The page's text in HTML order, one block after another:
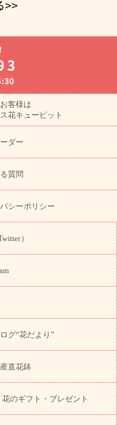
>>
日フラワーギフト特集
祝い
やみの花
胡蝶蘭・花鉢
ギフト・プレゼント
ント
お盆 花（新
・お供え 花とセットギ
ひまわり ギフト・プ
舞い 花のギフト特集
集
すすめランキング
敬
敬老の日 花とセットギ
ギフト一覧
キャン
ーン
ワーギフト特集
誕生
トルコキキョウ
ドウ)
誕生日セット
です」キャンペーン
特急便
お祝い商品
っ越し祝い
祝い・快気祝い
還暦
いフラワー
・お悔やみの花
花
お供え お花とセッ
客様は
花キューピット
ダー
る質問
シーポリシー
）
グ“花だより”
直花鉢
花のギフト・プレゼント